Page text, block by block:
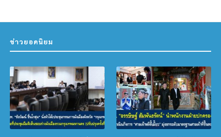
ข่าวยอดนิยม